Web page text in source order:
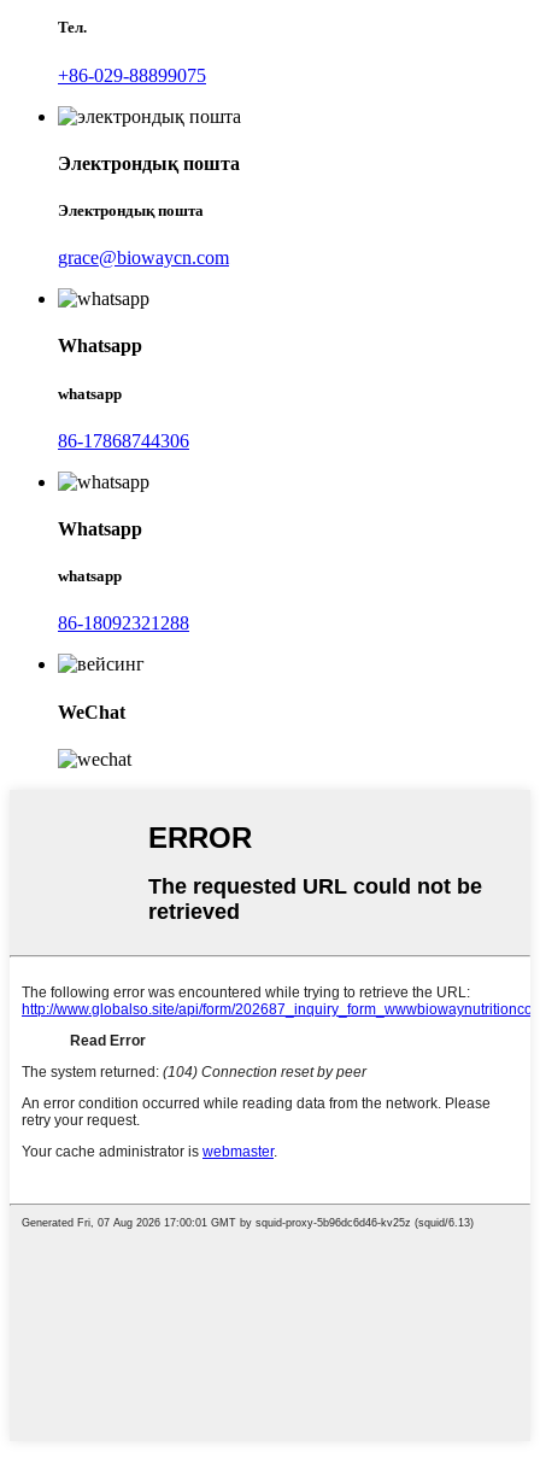
Тел.
+86-029-88899075
Электрондық пошта
Электрондық пошта
grace@biowaycn.com
Whatsapp
whatsapp
86-17868744306
Whatsapp
whatsapp
86-18092321288
WeChat